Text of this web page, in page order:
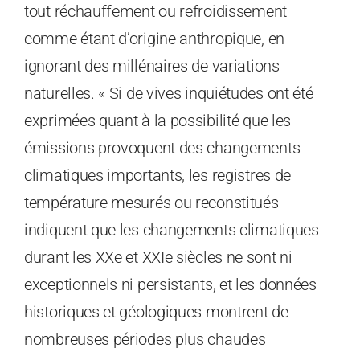
tout réchauffement ou refroidissement
comme étant d’origine anthropique, en
ignorant des millénaires de variations
naturelles. « Si de vives inquiétudes ont été
exprimées quant à la possibilité que les
émissions provoquent des changements
climatiques importants, les registres de
température mesurés ou reconstitués
indiquent que les changements climatiques
durant les XXe et XXIe siècles ne sont ni
exceptionnels ni persistants, et les données
historiques et géologiques montrent de
nombreuses périodes plus chaudes